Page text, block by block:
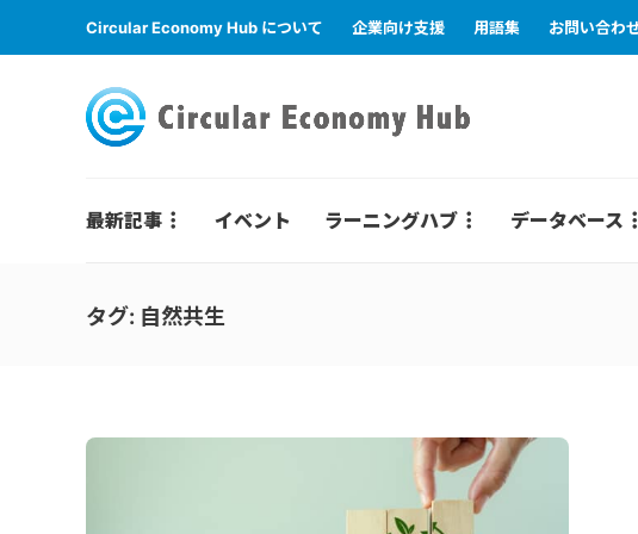
Circular Economy Hub について 企業向け支援 用語集 お問い合わ
最新記事 イベント ラーニングハブ データベース
タグ: 自然共生